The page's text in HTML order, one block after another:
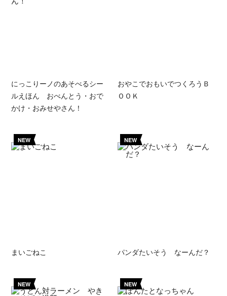
にっこりーノのあそべるシー
ルえほん おべんとう・おで
かけ・おみせやさん！
おやこでおもいでつくろうＢ
ＯＯＫ
NEW
まいごねこ
NEW
パンダたいそう なーんだ？
NEW NEW